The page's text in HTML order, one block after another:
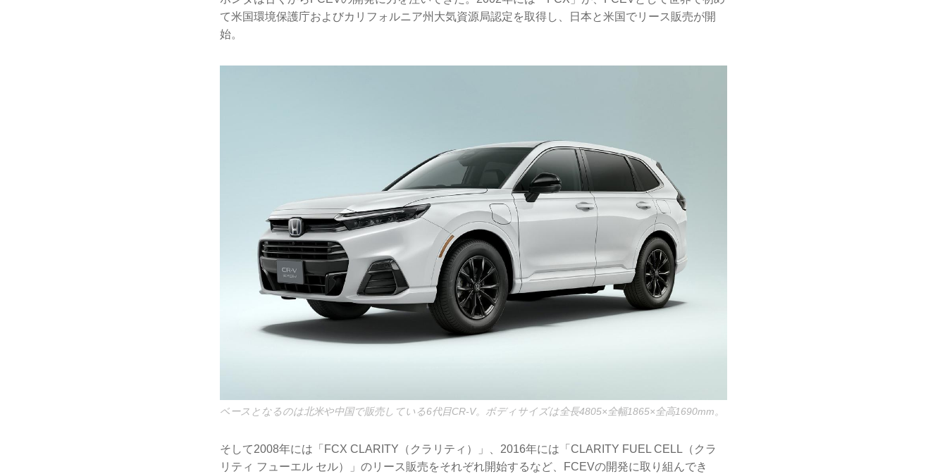
て米国環境保護庁およびカリフォルニア州大気資源局認定を取得し、日本と米国でリース販売が開
始。
ベースとなるのは北米や中国で販売している6代目CR-V。ボディサイズは全長4805×全幅1865×全高1690mm。
そして2008年には「FCX CLARITY（クラリティ）」、2016年には「CLARITY FUEL CELL（クラ
リティ フューエル セル）」のリース販売をそれぞれ開始するなど、FCEVの開発に取り組んでき